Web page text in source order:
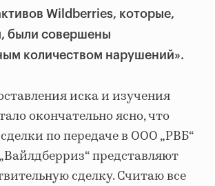
Wildberries, которые,
были совершены
количеством нарушений».
иска и изучения
окончательно ясно, что
по передаче в ООО „РВБ“
представляют
сделку. Считаю все